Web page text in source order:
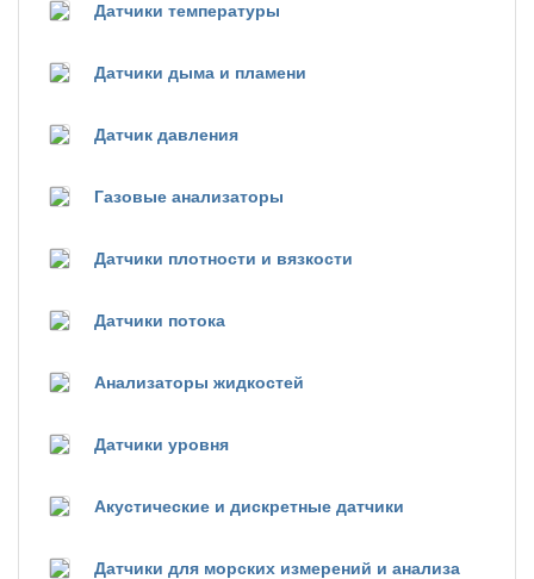
Датчики температуры
Датчики дыма и пламени
Датчик давления
Газовые анализаторы
Датчики плотности и вязкости
Датчики потока
Анализаторы жидкостей
Датчики уровня
Акустические и дискретные датчики
Датчики для морских измерений и анализа